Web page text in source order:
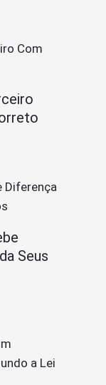
Seus